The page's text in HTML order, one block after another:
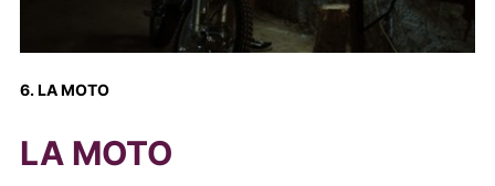
6. LA MOTO
LA MOTO